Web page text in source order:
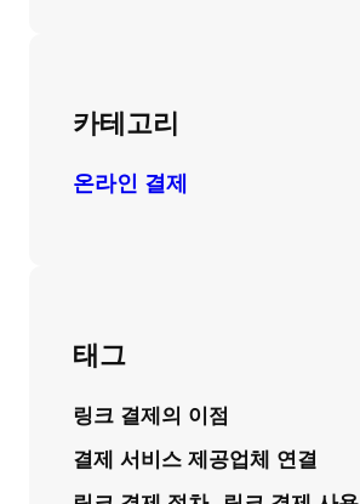
카테고리
온라인 결제
태그
링크 결제의 이점
결제 서비스 제공업체 연결